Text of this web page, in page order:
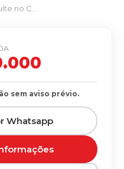
sem aviso prévio.
Whatsapp